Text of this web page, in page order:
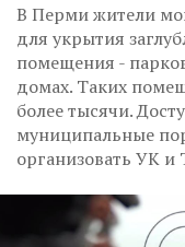
В Перми жители
для укрытия
помещения -
домах. Таких
более тысячи.
муниципальные
организовать УК